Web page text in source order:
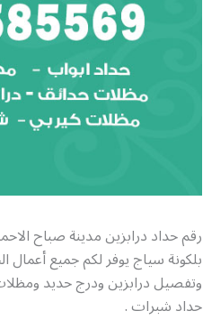
رقم حداد درابزين مدينة صباح
بلكونة سياج يوفر لكم جميع أعمال
وتفصيل درابزين ودرج حديد
حداد شبرات .